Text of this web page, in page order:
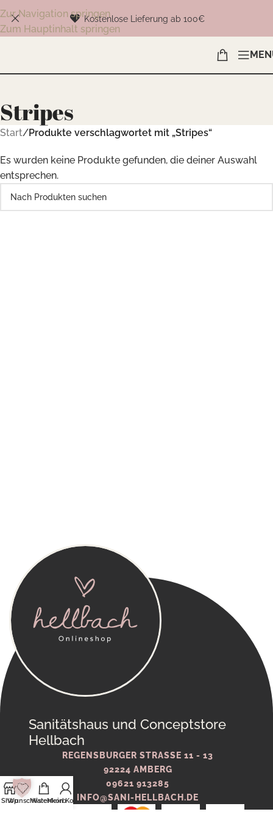
Zur Navigation springen
Zum Hauptinhalt springen
Kostenlose Lieferung ab 100€
Stripes
Start/Produkte verschlagwortet mit „Stripes“
Es wurden keine Produkte gefunden, die deiner Auswahl
entsprechen.
Sanitätshaus und Conceptstore
Hellbach
REGENSBURGER STRASSE 11 - 13
92224 AMBERG
09621 913285
INFO@SANI-HELLBACH.DE
Shop
WunschlisteWarenkorb
Mein Konto